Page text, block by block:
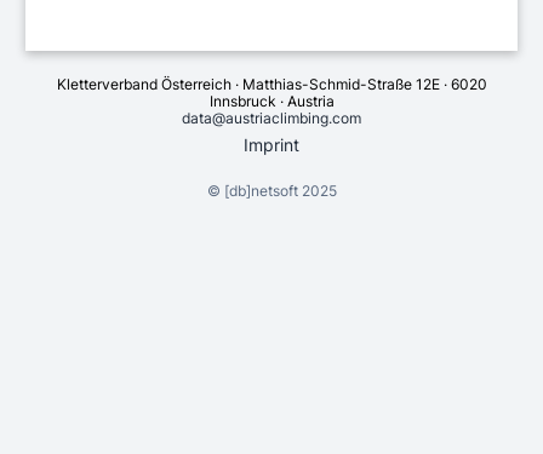
Kletterverband Österreich · Matthias-Schmid-Straße 12E · 6020
Innsbruck · Austria
data@austriaclimbing.com
Imprint
© [db]netsoft2025